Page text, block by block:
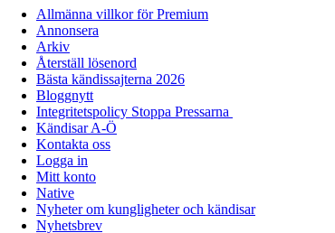
Allmänna villkor för Premium
Annonsera
Arkiv
Återställ lösenord
Bästa kändissajterna 2026
Bloggnytt
Integritetspolicy Stoppa Pressarna
Kändisar A-Ö
Kontakta oss
Logga in
Mitt konto
Native
Nyheter om kungligheter och kändisar
Nyhetsbrev